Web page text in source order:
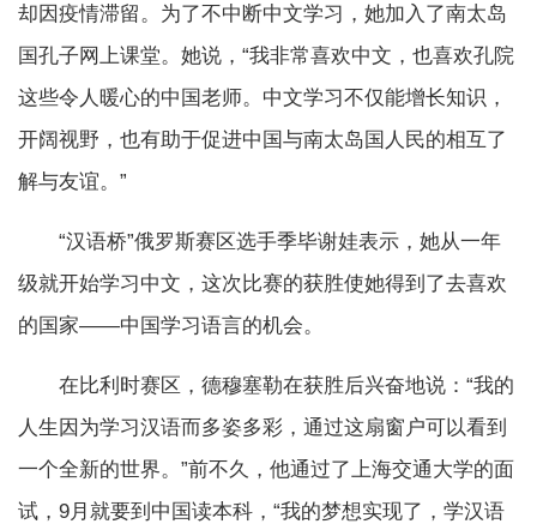
却因疫情滞留。为了不中断中文学习，她加入了南太岛
国孔子网上课堂。她说，“我非常喜欢中文，也喜欢孔院
这些令人暖心的中国老师。中文学习不仅能增长知识，
开阔视野，也有助于促进中国与南太岛国人民的相互了
解与友谊。”
“汉语桥”俄罗斯赛区选手季毕谢娃表示，她从一年
级就开始学习中文，这次比赛的获胜使她得到了去喜欢
的国家——中国学习语言的机会。
在比利时赛区，德穆塞勒在获胜后兴奋地说：“我的
人生因为学习汉语而多姿多彩，通过这扇窗户可以看到
一个全新的世界。”前不久，他通过了上海交通大学的面
试，9月就要到中国读本科，“我的梦想实现了，学汉语